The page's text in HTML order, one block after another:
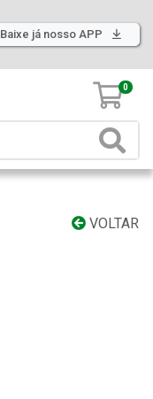
Baixe já nosso APP
0
VOLTAR